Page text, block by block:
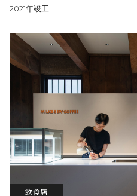
2021年竣工
飲食店